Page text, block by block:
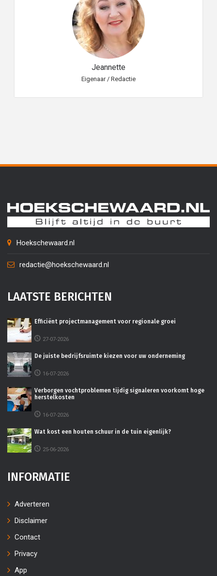
Jeannette
Eigenaar / Redactie
Hoekschewaard.nl
redactie@hoekschewaard.nl
LAATSTE BERICHTEN
Efficiënt projectmanagement voor regionale groei
27-07-2026
De juiste bedrijfsruimte kiezen voor uw onderneming
16-07-2026
Verborgen vochtproblemen tijdig signaleren voorkomt hoge
herstelkosten
16-07-2026
Wat kost een houten schuur in de tuin eigenlijk?
25-06-2026
INFORMATIE
Adverteren
Disclaimer
Contact
Privacy
App